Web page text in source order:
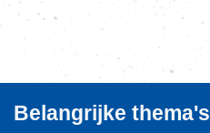
Belangrijke thema's